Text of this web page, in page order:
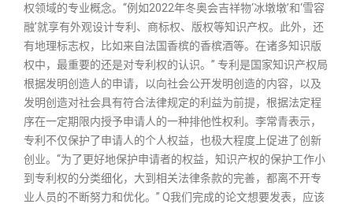
权领域的专业概念。“例如2022年冬奥会吉祥物‘冰墩墩’和‘雪容
融’就享有外观设计专利、商标权、版权等知识产权。此外，还
有地理标志权，比如来自法国香槟的香槟酒等。在诸多知识版
权中，最重要的还是对专利权的认识。” 专利是国家知识产权局
根据发明创造人的申请，以向社会公开发明创造的内容，以及
发明创造对社会具有符合法律规定的利益为前提，根据法定程
序在一定期限内授予申请人的一种排他性权利。李常青表示，
专利不仅保护了申请人的个人权益，也极大程度上促进了创新
创业。“为了更好地保护申请者的权益，知识产权的保护工作小
到专利权的分类细化，大到相关法律条款的完善，都离不开专
业人员的不断努力和优化。” Q我们完成的论文想要发表，应该